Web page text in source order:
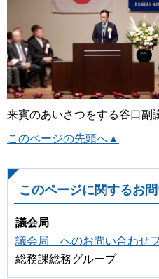
来賓のあいさつをする谷口副
このページの先頭へ▲
このページに関するお
議会局
議会局 へのお問い合わせ
総務課総務グループ